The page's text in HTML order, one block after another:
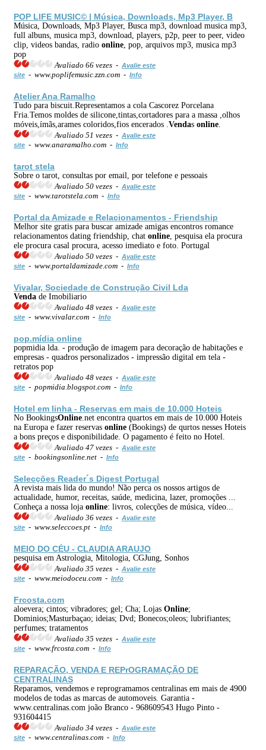
POP LIFE MUSIC© | Música, Downloads, Mp3 Player, B
Música, Downloads, Mp3 Player, Busca mp3, download musica mp3,
full albuns, musica mp3, download, players, p2p, peer to peer, video
clip, videos bandas, radio online , pop, arquivos mp3, musica mp3
pop
Avaliado 66 vezes - Avalie este
site - www.poplifemusic.zzn.com - Info
Atelier Ana Ramalho
Tudo para biscuit.Representamos a cola Cascorez Porcelana
Fria.Temos moldes de silicone,tintas,cortadores para a massa ,olhos
móveis,ímãs,arames coloridos,fios encerados . Vendas online
Avaliado 51 vezes - Avalie este
site - www.anaramalho.com - Info
tarot stela
Sobre o tarot, consultas por email, por telefone e pessoais
Avaliado 50 vezes - Avalie este
site - www.tarotstela.com - Info
Portal da Amizade e Relacionamentos - Friendship
Melhor site gratis para buscar amizade amigas encontros romance
relacionamentos dating friendship, chat online , pesquisa ela procura
ele procura casal procura, acesso imediato e foto. Portugal
Avaliado 50 vezes - Avalie este
site - www.portaldamizade.com - Info
Vivalar, Sociedade de Construção Civil Lda
Venda de Imobiliario
Avaliado 48 vezes - Avalie este
site - www.vivalar.com - Info
pop.mídia online
popmidia lda. - produção de imagem para decoração de habitações e
empresas - quadros personalizados - impressão digital em tela -
retratos pop
Avaliado 48 vezes - Avalie este
site - popmidia.blogspot.com - Info
Hotel em linha - Reservas em mais de 10.000 Hoteis
No BookingsOnline .net encontra quartos em mais de 10.000 Hoteis
na Europa e fazer reservas online (Bookings) de qurtos nesses Hoteis
a bons preços e disponibilidade. O pagamento é feito no Hotel.
Avaliado 47 vezes - Avalie este
site - bookingsonline.net - Info
Selecções Reader´s Digest Portugal
A revista mais lida do mundo! Não perca os nossos artigos de
actualidade, humor, receitas, saúde, medicina, lazer, promoções ...
Conheça a nossa loja online: livros, colecções de música, vídeo...
Avaliado 36 vezes - Avalie este
site - www.seleccoes.pt - Info
MEIO DO CÉU - CLAUDIA ARAUJO
pesquisa em Astrologia, Mitologia, CGJung, Sonhos
Avaliado 35 vezes - Avalie este
site - www.meiodoceu.com - Info
Frcosta.com
aloevera; cintos; vibradores; gel; Cha; Lojas Online;
Dominios;Masturbaçao; ideias; Dvd; Bonecos;oleos; lubrifiantes;
perfumes; tratamentos
Avaliado 35 vezes - Avalie este
site - www.frcosta.com - Info
REPARAÇÃO, VENDAE REPrOGRAMAÇÃO DE
CENTRALINAS
Reparamos, vendemos e reprogramamos centralinas em mais de 4900
modelos de todas as marcas de automoveis. Garantia -
www.centralinas.com joão Branco - 968609543 Hugo Pinto -
931604415
Avaliado 34 vezes - Avalie este
site - www.centralinas.com - Info